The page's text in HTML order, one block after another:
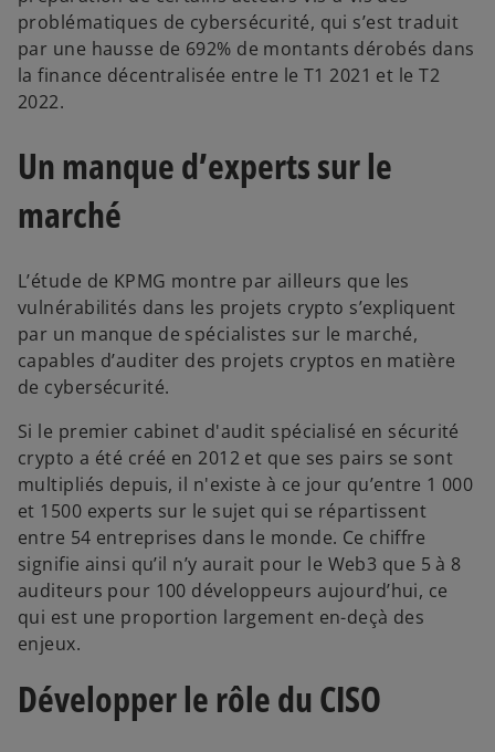
problématiques de cybersécurité, qui s’est traduit
par une hausse de 692% de montants dérobés dans
la finance décentralisée entre le T1 2021 et le T2
2022.
Un manque d’experts sur le
marché
L’étude de KPMG montre par ailleurs que les
vulnérabilités dans les projets crypto s’expliquent
par un manque de spécialistes sur le marché,
capables d’auditer des projets cryptos en matière
de cybersécurité.
Si le premier cabinet d'audit spécialisé en sécurité
crypto a été créé en 2012 et que ses pairs se sont
multipliés depuis, il n'existe à ce jour qu’entre 1 000
et 1500 experts sur le sujet qui se répartissent
entre 54 entreprises dans le monde. Ce chiffre
signifie ainsi qu’il n’y aurait pour le Web3 que 5 à 8
auditeurs pour 100 développeurs aujourd’hui, ce
qui est une proportion largement en-deçà des
enjeux.
Développer le rôle du CISO